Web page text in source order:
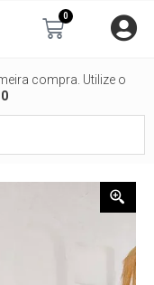
0
Carrinho
compra. Utilize o